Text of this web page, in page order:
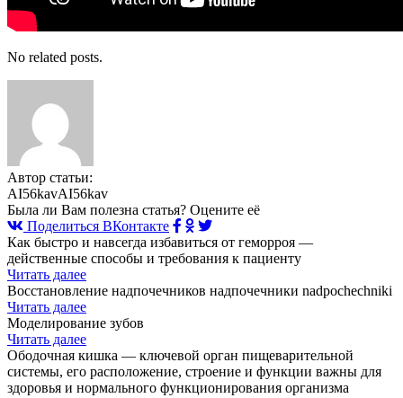
No related posts.
Автор статьи:
AI56kavAI56kav
Была ли Вам полезна статья? Оцените её
Поделиться ВКонтакте
Как быстро и навсегда избавиться от геморроя —
действенные способы и требования к пациенту
Читать далее
Восстановление надпочечников надпочечники nadpochechniki
Читать далее
Моделирование зубов
Читать далее
Ободочная кишка — ключевой орган пищеварительной
системы, его расположение, строение и функции важны для
здоровья и нормального функционирования организма